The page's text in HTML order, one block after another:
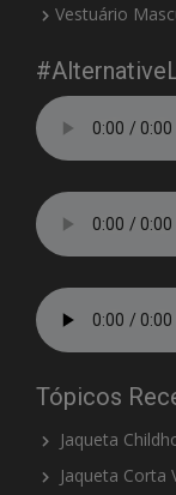
Vestuário
Tópicos
Jaqueta
Jaqueta Corta